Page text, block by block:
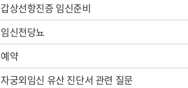
갑상선항진증 임신준비
임신전당뇨
예약
자궁외임신 유산 진단서 관련 질문